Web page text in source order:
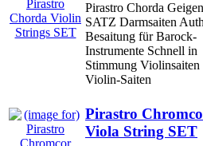
Pirastro Chorda
SATZ Darmsaiten
Besaitung für Barock-
Instrumente Schnell in
Stimmung Violinsaiten
Violin-Saiten
Pirastro
Viola String SET